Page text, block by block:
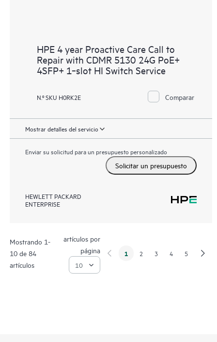
HPE 4 year Proactive Care Call to
Repair with CDMR 5130 24G PoE+
4SFP+ 1‑slot HI Switch Service
N.º SKU H0RK2E Comparar
Mostrar detalles del servicio
Enviar su solicitud para un presupuesto personalizado
Solicitar un presupuesto
HEWLETT PACKARD
ENTERPRISE
Mostrando 1-
10 de 84
artículos
artículos por
página
1 2 3 4 5